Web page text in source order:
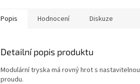
Popis Hodnocení Diskuze
Detailní popis produktu
Modulární tryska má rovný hrot s
proudu.